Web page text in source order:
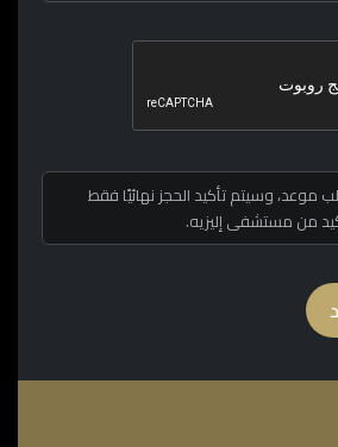
وسيتم تأكيد الحجز نهائيًا فقط
مستشفى إليزيه.